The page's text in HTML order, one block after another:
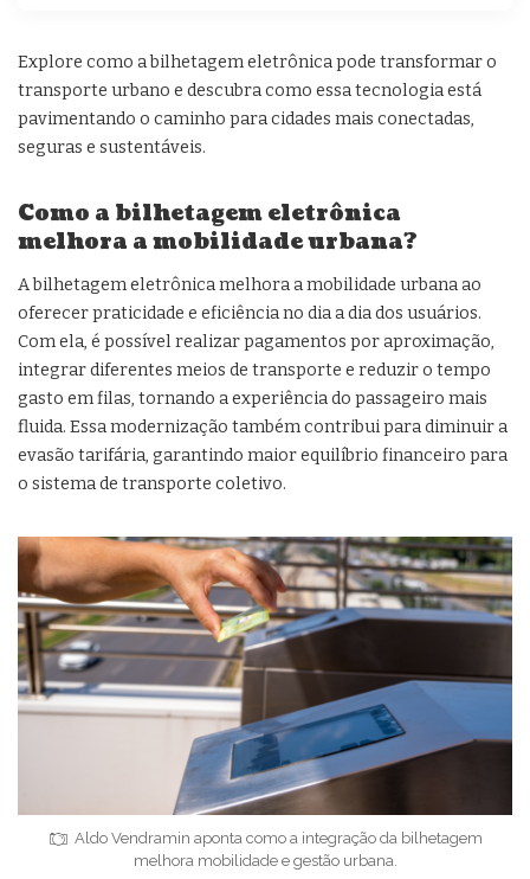
Explore como a bilhetagem eletrônica pode transformar o
transporte urbano e descubra como essa tecnologia está
pavimentando o caminho para cidades mais conectadas,
seguras e sustentáveis.
Como a bilhetagem eletrônica
melhora a mobilidade urbana?
A bilhetagem eletrônica melhora a mobilidade urbana ao
oferecer praticidade e eficiência no dia a dia dos usuários.
Com ela, é possível realizar pagamentos por aproximação,
integrar diferentes meios de transporte e reduzir o tempo
gasto em filas, tornando a experiência do passageiro mais
fluida. Essa modernização também contribui para diminuir a
evasão tarifária, garantindo maior equilíbrio financeiro para
o sistema de transporte coletivo.
Aldo Vendramin aponta como a integração da bilhetagem
melhora mobilidade e gestão urbana.